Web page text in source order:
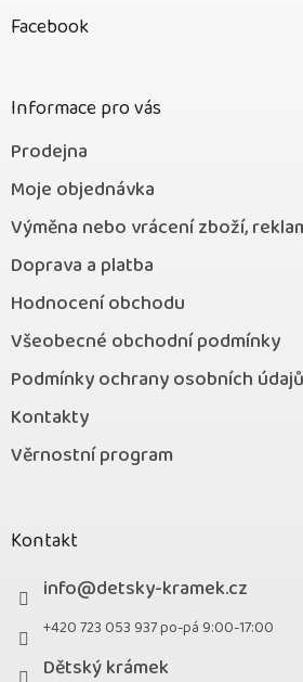
Facebook
Informace pro vás
Prodejna
Moje objednávka
Výměna nebo vrácení zboží,
Doprava a platba
Hodnocení obchodu
Všeobecné obchodní podmínky
Podmínky ochrany osobních údajů
Kontakty
Věrnostní program
Kontakt
info@detsky-kramek.cz
+420 723 053 937 po-pá 9:00-17:00
Dětský krámek